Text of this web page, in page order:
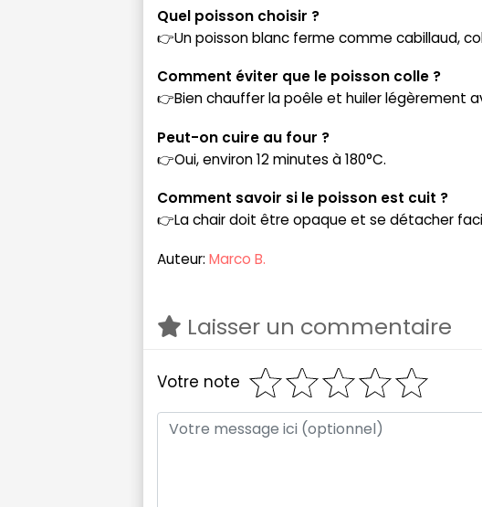
Quel poisson choisir ?
👉Un poisson blanc ferme comme cabillaud,
Comment éviter que le poisson colle ?
👉Bien chauffer la poêle et huiler légèrement
Peut-on cuire au four ?
👉Oui, environ 12 minutes à 180°C.
Comment savoir si le poisson est cuit ?
👉La chair doit être opaque et se détacher
Auteur: Marco B.
Laisser un commentaire
Votre note